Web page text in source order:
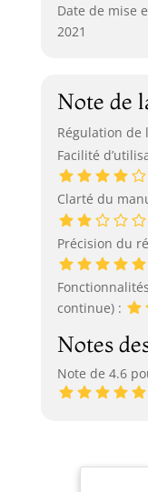
Date de mise
2021
Note de
Régulation de
Facilité
Clarté du
Précision du
continue) :
Notes
Note de 4.6